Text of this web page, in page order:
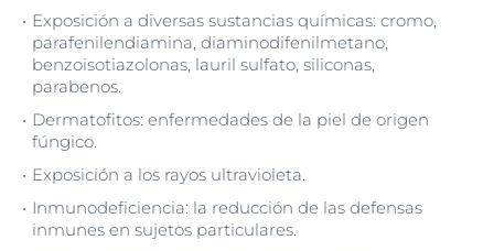
Exposición a diversas sustancias químicas: cromo,
parafenilendiamina, diaminodifenilmetano,
benzoisotiazolonas, lauril sulfato, siliconas,
parabenos.
Dermatofitos: enfermedades de la piel de origen
fúngico.
Exposición a los rayos ultravioleta.
Inmunodeficiencia: la reducción de las defensas
inmunes en sujetos particulares.